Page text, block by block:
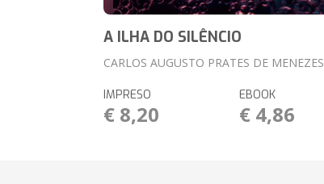
A ILHA DO SILÊNCIO
CARLOS AUGUSTO PRATES DE MENEZES
IMPRESO
€ 8,20
EBOOK
€ 4,86